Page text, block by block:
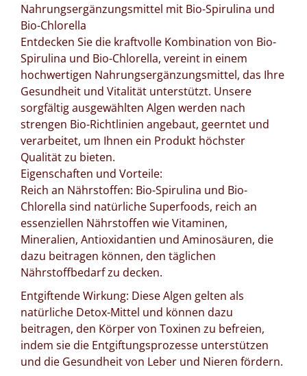
Nahrungsergänzungsmittel mit Bio-Spirulina und
Bio-Chlorella
Entdecken Sie die kraftvolle Kombination von Bio-
Spirulina und Bio-Chlorella, vereint in einem
hochwertigen Nahrungsergänzungsmittel, das Ihre
Gesundheit und Vitalität unterstützt. Unsere
sorgfältig ausgewählten Algen werden nach
strengen Bio-Richtlinien angebaut, geerntet und
verarbeitet, um Ihnen ein Produkt höchster
Qualität zu bieten.
Eigenschaften und Vorteile:
Reich an Nährstoffen: Bio-Spirulina und Bio-
Chlorella sind natürliche Superfoods, reich an
essenziellen Nährstoffen wie Vitaminen,
Mineralien, Antioxidantien und Aminosäuren, die
dazu beitragen können, den täglichen
Nährstoffbedarf zu decken.
Entgiftende Wirkung: Diese Algen gelten als
natürliche Detox-Mittel und können dazu
beitragen, den Körper von Toxinen zu befreien,
indem sie die Entgiftungsprozesse unterstützen
und die Gesundheit von Leber und Nieren fördern.